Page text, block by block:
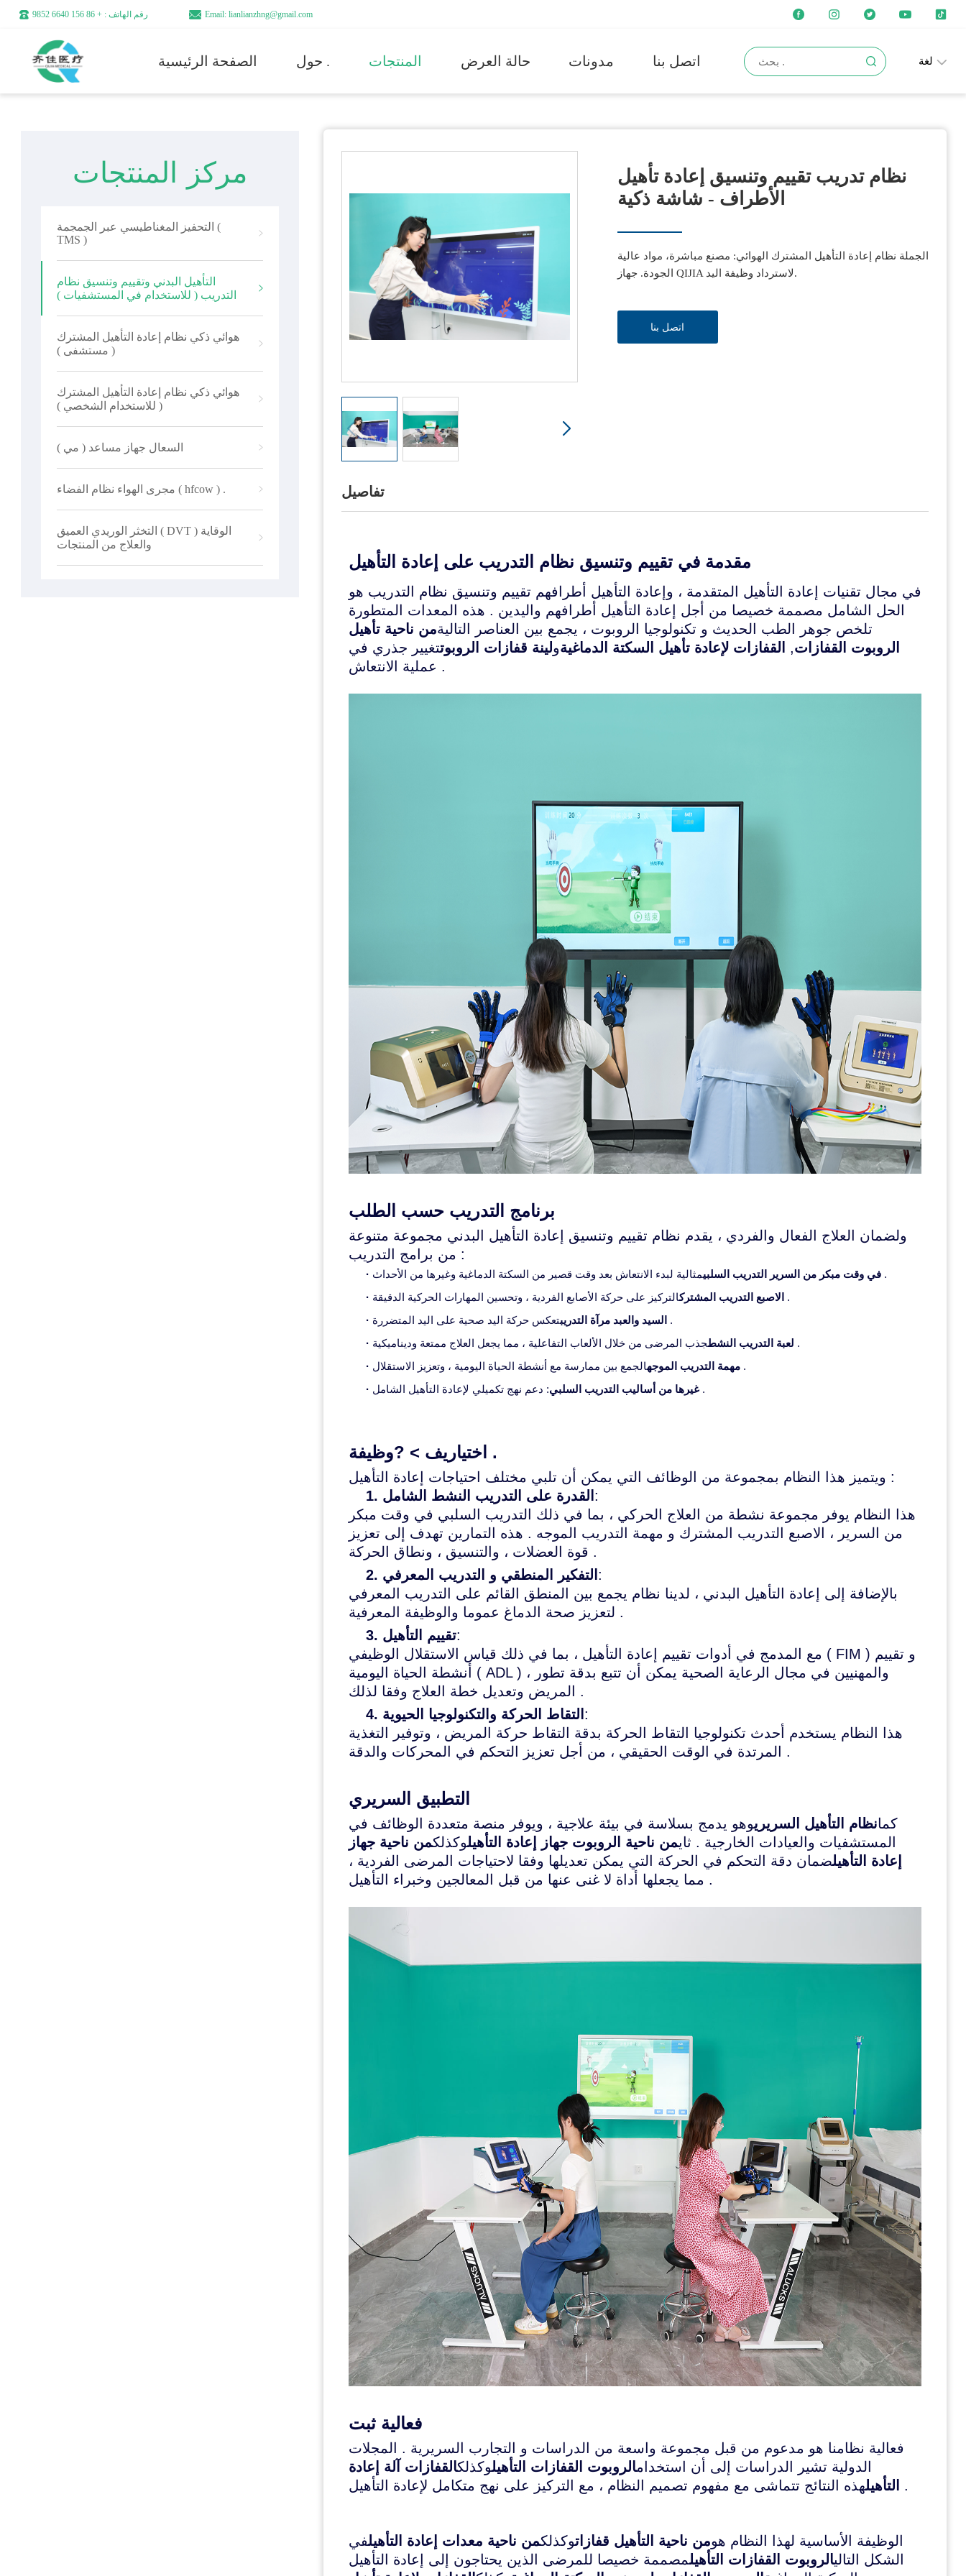
رقم الهاتف : + 86 156 6640 9852 Email: lianlianzhng@gmail.com
الصفحة الرئيسية حول . المنتجات حالة العرض مدونات اتصل بنا لغة
مركز المنتجات
التحفيز المغناطيسي عبر الجمجمة (
TMS )
التأهيل البدني وتقييم وتنسيق نظام
التدريب ( للاستخدام في المستشفيات )
هوائي ذكي نظام إعادة التأهيل المشترك
( مستشفى )
هوائي ذكي نظام إعادة التأهيل المشترك
( للاستخدام الشخصي )
السعال جهاز مساعد ( مي )
مجرى الهواء نظام الفضاء ( hfcow ) .
التخثر الوريدي العميق ( DVT ) الوقاية
والعلاج من المنتجات
نظام تدريب تقييم وتنسيق إعادة تأهيل
الأطراف - شاشة ذكية
الجملة نظام إعادة التأهيل المشترك الهوائي: مصنع مباشرة، مواد عالية
الجودة. جهاز QIJIA لاسترداد وظيفة اليد.
اتصل بنا
تفاصيل
مقدمة في تقييم وتنسيق نظام التدريب على إعادة التأهيل
في مجال تقنيات إعادة التأهيل المتقدمة ، وإعادة التأهيل أطرافهم تقييم وتنسيق نظام التدريب هو
الحل الشامل مصممة خصيصا من أجل إعادة التأهيل أطرافهم واليدين . هذه المعدات المتطورة
تلخص جوهر الطب الحديث و تكنولوجيا الروبوت ، يجمع بين العناصر التاليةمن ناحية تأهيل
الروبوت القفازات, القفازات لإعادة تأهيل السكتة الدماغيةولينة قفازات الروبوتتغيير جذري في
عملية الانتعاش .
برنامج التدريب حسب الطلب
ولضمان العلاج الفعال والفردي ، يقدم نظام تقييم وتنسيق إعادة التأهيل البدني مجموعة متنوعة
من برامج التدريب :
· في وقت مبكر من السرير التدريب السلبيمثالية لبدء الانتعاش بعد وقت قصير من السكتة الدماغية وغيرها من الأحداث .
·
الاصبع التدريب المشترك التركيز على حركة الأصابع الفردية ، وتحسين المهارات الحركية الدقيقة .
·
السيد والعبد مرآة التدريب تعكس حركة اليد صحية على اليد المتضررة .
·
لعبة التدريب النشط جذب المرضى من خلال الألعاب التفاعلية ، مما يجعل العلاج ممتعة وديناميكية .
·
مهمة التدريب الموجهالجمع بين ممارسة مع أنشطة الحياة اليومية ، وتعزيز الاستقلال .
·
غيرها من أساليب التدريب السلبي: دعم نهج تكميلي لإعادة التأهيل الشامل .
اختياريف > ? وظيفة .
ويتميز هذا النظام بمجموعة من الوظائف التي يمكن أن تلبي مختلف احتياجات إعادة التأهيل :
1. القدرة على التدريب النشط الشامل :
هذا النظام يوفر مجموعة نشطة من العلاج الحركي ، بما في ذلك التدريب السلبي في وقت مبكر
من السرير ، الاصبع التدريب المشترك و مهمة التدريب الموجه . هذه التمارين تهدف إلى تعزيز
قوة العضلات ، والتنسيق ، ونطاق الحركة .
2. التفكير المنطقي و التدريب المعرفي :
بالإضافة إلى إعادة التأهيل البدني ، لدينا نظام يجمع بين المنطق القائم على التدريب المعرفي
لتعزيز صحة الدماغ عموما والوظيفة المعرفية .
3. تقييم التأهيل:
مع المدمج في أدوات تقييم إعادة التأهيل ، بما في ذلك قياس الاستقلال الوظيفي ( FIM ) و تقييم
أنشطة الحياة اليومية ( ADL ) ، والمهنيين في مجال الرعاية الصحية يمكن أن تتبع بدقة تطور
المريض وتعديل خطة العلاج وفقا لذلك .
4. التقاط الحركة والتكنولوجيا الحيوية :
هذا النظام يستخدم أحدث تكنولوجيا التقاط الحركة بدقة التقاط حركة المريض ، وتوفير التغذية
المرتدة في الوقت الحقيقي ، من أجل تعزيز التحكم في المحركات والدقة .
التطبيق السريري
كمانظام التأهيل السريريوهو يدمج بسلاسة في بيئة علاجية ، ويوفر منصة متعددة الوظائف في
المستشفيات والعيادات الخارجية . ثايمن ناحية الروبوت جهاز إعادة التأهيلوكذلكمن ناحية جهاز
إعادة التأهيلضمان دقة التحكم في الحركة التي يمكن تعديلها وفقا لاحتياجات المرضى الفردية ،
مما يجعلها أداة لا غنى عنها من قبل المعالجين وخبراء التأهيل .
فعالية ثبت
فعالية نظامنا هو مدعوم من قبل مجموعة واسعة من الدراسات و التجارب السريرية . المجلات
الدولية تشير الدراسات إلى أن استخدامالروبوت القفازات التأهيلوكذلكالقفازات آلة إعادة
التأهيل
هذه النتائج تتماشى مع مفهوم تصميم النظام ، مع التركيز على نهج متكامل لإعادة التأهيل .
الوظيفة الأساسية لهذا النظام هومن ناحية التأهيل قفازاتوكذلكمن ناحية معدات إعادة التأهيلفي
الشكل التاليالروبوت القفازات التأهيلمصممة خصيصا للمرضى الذين يحتاجون إلى إعادة التأهيل